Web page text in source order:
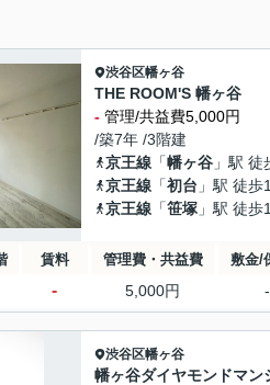
渋谷区幡ヶ谷
THE ROOM'S 幡ヶ谷
- 管理/共益費5,000円
/築7年 /3階建
京王線 「幡ヶ谷 」駅 徒
京王線 「初台 」駅 徒歩
京王線 「笹塚 」駅 徒歩
賃料 管理費・共益費 敷金/
- 5,000円 -
渋谷区幡ヶ谷
幡ヶ谷ダイヤモンドマン